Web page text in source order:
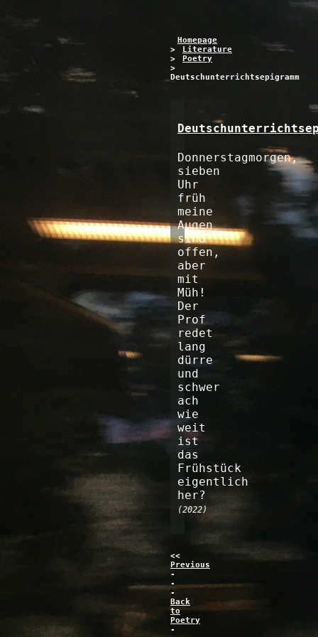
Homepage
>
Literature
>
Poetry
>
Deutschunterrichtsepigramm
Donnerstagmorgen,
sieben
Uhr
früh
meine
Augen
sind
offen,
aber
mit
Müh!
Der
Prof
redet
lang
dürre
und
schwer
ach
wie
weit
ist
das
Frühstück
eigentlich
her?
(2022)
<<
Previous
-
-
-
Back
to
Poetry
-